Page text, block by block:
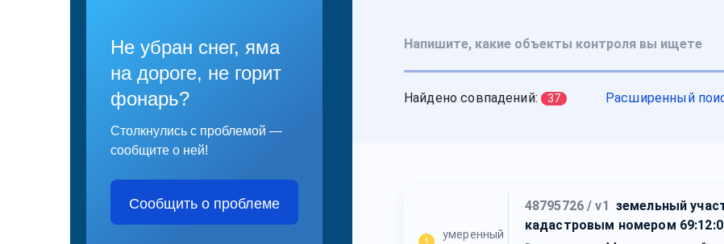
Не убран снег, яма
на дороге, не горит
фонарь?
Столкнулись с проблемой —
сообщите о ней!
Сообщить о проблеме